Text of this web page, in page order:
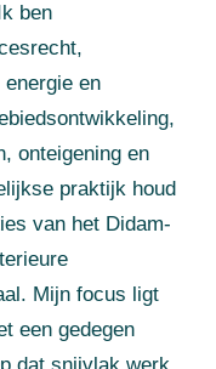
ben
en
onteigening en
praktijk houd
van het Didam-
Mijn focus ligt
een gedegen